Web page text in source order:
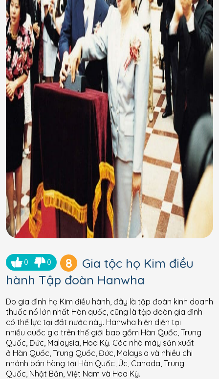
0 0 8
Gia tộc họ Kim điều
hành Tập đoàn Hanwha
Do gia đình họ Kim điều hành, đây là tập đoàn kinh doanh
thuốc nổ lớn nhất Hàn quốc, cũng là tập đoàn gia đình
có thế lực tại đất nước này. Hanwha hiện diện tại
nhiều quốc gia trên thế giới bao gồm Hàn Quốc, Trung
Quốc, Đức, Malaysia, Hoa Kỳ. Các nhà máy sản xuất
ở Hàn Quốc, Trung Quốc, Đức, Malaysia và nhiều chi
nhánh bán hàng tại Hàn Quốc, Úc, Canada, Trung
Quốc, Nhật Bản, Việt Nam và Hoa Kỳ.